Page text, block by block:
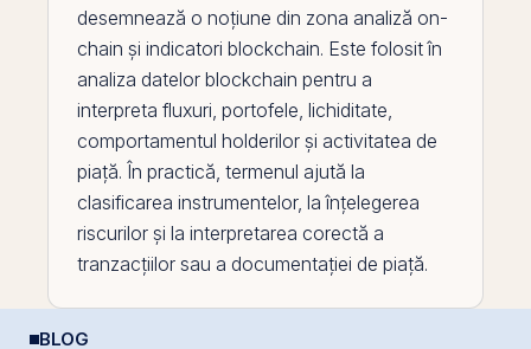
desemnează o noțiune din zona analiză on-
chain și indicatori blockchain. Este folosit în
analiza datelor blockchain pentru a
interpreta fluxuri, portofele, lichiditate,
comportamentul holderilor și activitatea de
piață. În practică, termenul ajută la
clasificarea instrumentelor, la înțelegerea
riscurilor și la interpretarea corectă a
tranzacțiilor sau a documentației de piață.
BLOG